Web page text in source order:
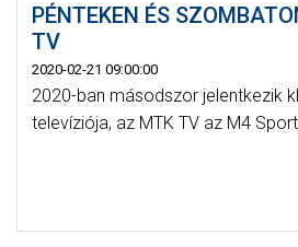
PÉNTEKEN ÉS
TV
2020-02-21 09:00:00
2020-ban másodszor jelentkezik
televíziója, az MTK TV az M4